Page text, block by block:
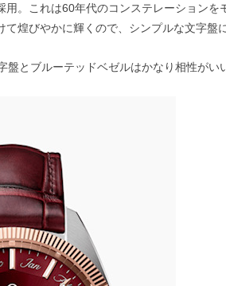
用。これは60年代のコンステレーション
煌びやかに輝くので、シンプルな文字盤
とブルーテッドベゼルはかなり相性がい